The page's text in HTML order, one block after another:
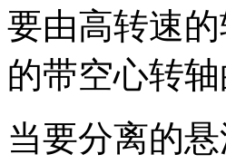
要由高转速
的带空心转
当要分离的